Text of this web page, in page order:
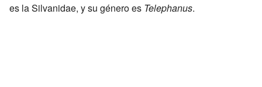
es la Silvanidae, y su género es Telephanus.